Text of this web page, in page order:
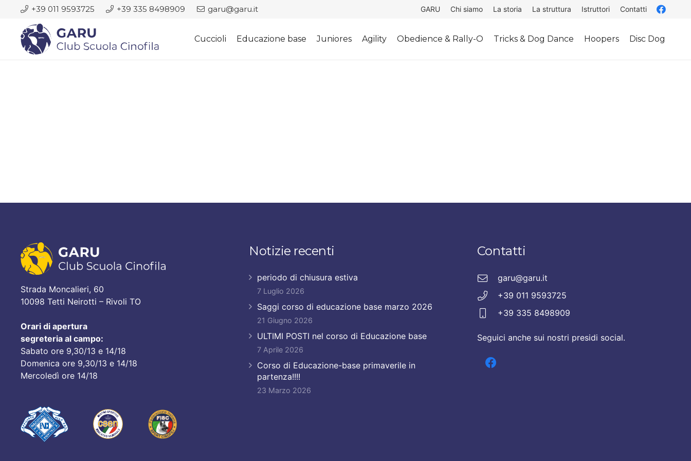
+39 011 9593725 +39 335 8498909 garu@garu.it GARU Chi siamo La storia La struttura Istruttori Contatti
Cuccioli Educazione base Juniores Agility Obedience & Rally-O Tricks & Dog Dance Hoopers Disc Dog
Strada Moncalieri, 60
10098 Tetti Neirotti – Rivoli TO
Orari di apertura
segreteria al campo:
Sabato ore 9,30/13 e 14/18
Domenica ore 9,30/13 e 14/18
Mercoledì ore 14/18
Notizie recenti
periodo di chiusura estiva
7 Luglio 2026
Saggi corso di educazione base marzo 2026
21 Giugno 2026
ULTIMI POSTI nel corso di Educazione base
7 Aprile 2026
Corso di Educazione-base primaverile in
partenza!!!!
23 Marzo 2026
Contatti
garu@garu.it
+39 011 9593725
+39 335 8498909
Seguici anche sui nostri presidi social.